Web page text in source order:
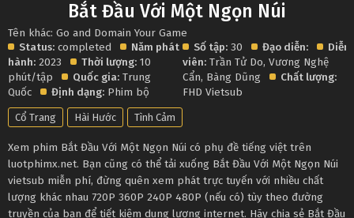
Bắt Đầu Với Một Ngọn Núi
Tên khác: Go and Domain Your Game
Status: completed
Năm phát
hành: 2023 Thời lượng: 10
phút/tập
Quốc gia: Trung
Quốc
Định dạng: Phim bộ
Số tập: 30 Đạo diễn:
Diễn
viên: Trần Tử Do,Vương Nghệ
Cẩn, Bàng Dũng
Chất lượng:
FHD Vietsub
Cổ Trang Hài Hước Tình Cảm
Xem phim Bắt Đầu Với Một Ngọn Núi có phụ đề tiếng việt trên
luotphimx.net. Bạn cũng có thể tải xuống Bắt Đầu Với Một Ngọn Núi
vietsub miễn phí, đừng quên xem phát trực tuyến với nhiều chất
lượng khác nhau 720P 360P 240P 480P (nếu có) tùy theo đường
truyền của bạn để tiết kiệm dung lượng internet. Hãy chia sẻ Bắt Đầu